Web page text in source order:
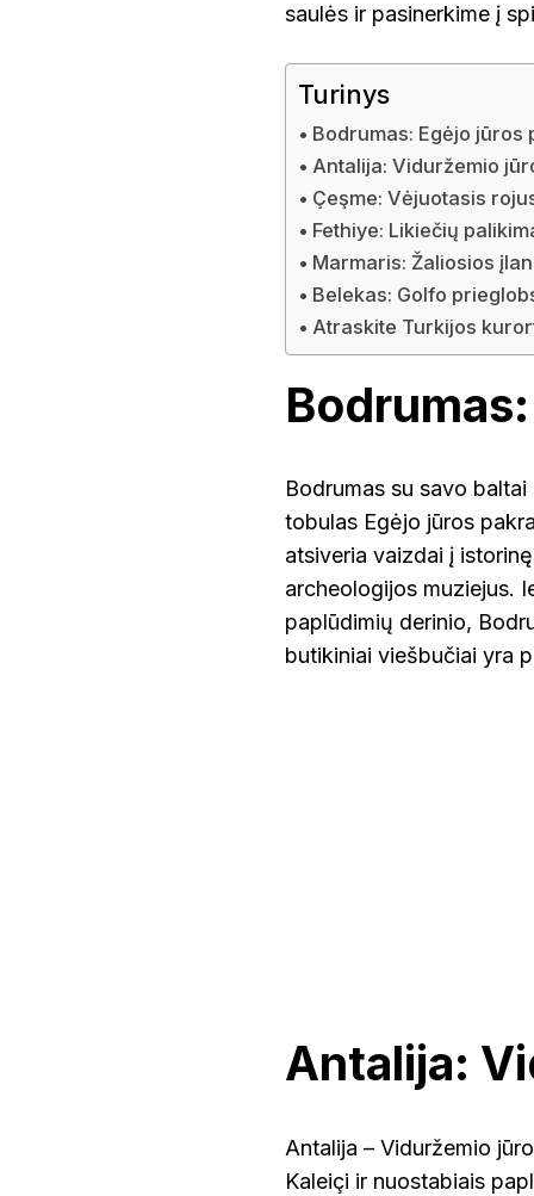
saulės ir pasinerkime į
Turinys
Bodrumas: Egėjo jūros
Antalija: Viduržemio
Çeşme: Vėjuotasis
Fethiye: Likiečių
Marmaris: Žaliosios
Belekas: Golfo
Atraskite Turkijos
Bodrumas su savo
tobulas Egėjo jūros
atsiveria vaizdai į
archeologijos muziejus.
paplūdimių derinio,
butikiniai viešbučiai yra
Antalija:
Antalija – Viduržemio
Kaleiçi ir nuostabiais